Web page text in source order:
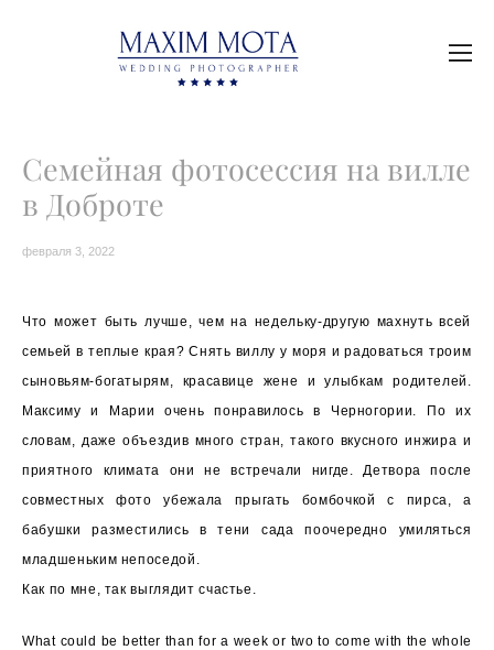
Семейная фотосессия на вилле
в Доброте
февраля 3, 2022
Что может быть лучше, чем на недельку-другую махнуть всей
семьей в теплые края? Снять виллу у моря и радоваться троим
сыновьям-богатырям, красавице жене и улыбкам родителей.
Максиму и Марии очень понравилось в Черногории. По их
словам, даже объездив много стран, такого вкусного инжира и
приятного климата они не встречали нигде. Детвора после
совместных фото убежала прыгать бомбочкой с пирса, а
бабушки разместились в тени сада поочередно умиляться
младшеньким непоседой.
Как по мне, так выглядит счастье.
What could be better than for a week or two to come with the whole